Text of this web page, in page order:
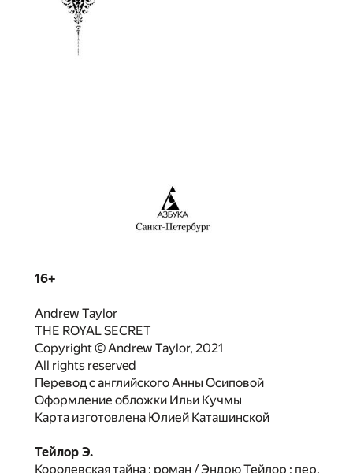
16+
Andrew Taylor
THE ROYAL SECRET
Copyright © Andrew Taylor, 2021
All rights reserved
Перевод с английского Анны Осиповой
Оформление обложки Ильи Кучмы
Карта изготовлена Юлией Каташинской
Тейлор Э.
Королевская тайна : роман / Эндрю Тейлор ; пер.